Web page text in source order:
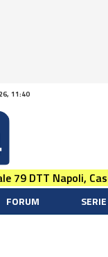
11:40
79 DTT Napoli,
FORUM